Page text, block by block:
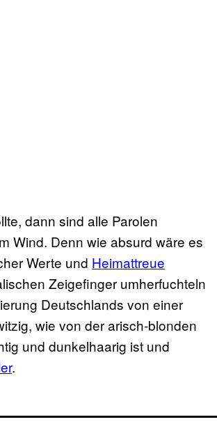
dann sind alle Parolen
Wind. Denn wie absurd wäre es
Werte und Heimattreue
Zeigefinger umherfuchteln
Deutschlands von einer
wie von der arisch-blonden
und dunkelhaarig ist und
.